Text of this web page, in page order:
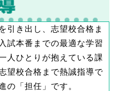
引き出し、志望校合格ま
試本番までの最適な学習
人ひとりが抱えている課
望校合格まで熱誠指導で
の「担任」です。